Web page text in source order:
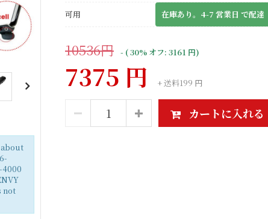
4000
not
可用
在庫あり。4-7 営業日 で配達
10536円 - ( 30% オフ: 3161 円)
7375 円 + 送料199 円
カートに入れる